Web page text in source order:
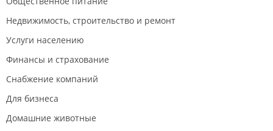
Недвижимость, строительство и ремонт
Услуги населению
Финансы и страхование
Снабжение компаний
Для бизнеса
Домашние животные